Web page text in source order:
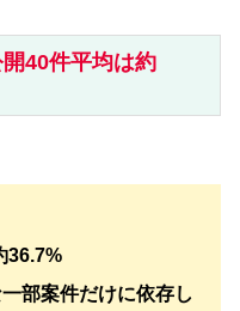
40件平均は約
36.7%
部案件だけに依存し